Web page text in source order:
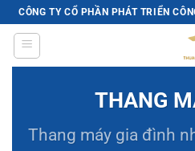
Skip
to
content
CÔNG TY CỔ PHẦN PHÁT TRIỂN
THANG
Thang máy gia đình